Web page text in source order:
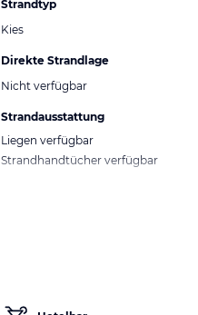
Strandtyp
Kies
Direkte Strandlage
Nicht verfügbar
Strandausstattung
Liegen verfügbar
Strandhandtücher verfügbar